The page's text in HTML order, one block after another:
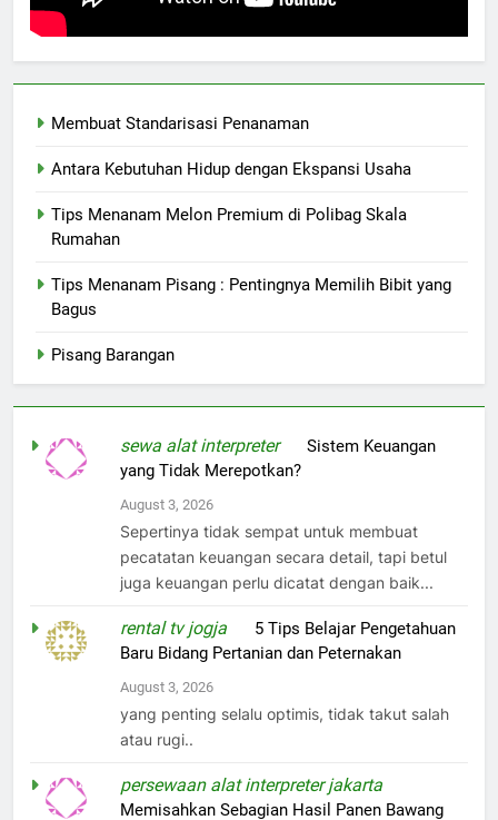
Membuat Standarisasi Penanaman
Antara Kebutuhan Hidup dengan Ekspansi Usaha
Tips Menanam Melon Premium di Polibag Skala
Rumahan
Tips Menanam Pisang : Pentingnya Memilih Bibit yang
Bagus
Pisang Barangan
sewa alat interpreteronSistem Keuangan
yang Tidak Merepotkan?
August 3, 2026
Sepertinya tidak sempat untuk membuat
pecatatan keuangan secara detail, tapi betul
juga keuangan perlu dicatat dengan baik...
rental tv jogja
5 Tips Belajar Pengetahuan
Baru Bidang Pertanian dan Peternakan
August 3, 2026
yang penting selalu optimis, tidak takut salah
atau rugi..
persewaan alat interpreter jakarta
Memisahkan Sebagian Hasil Panen Bawang